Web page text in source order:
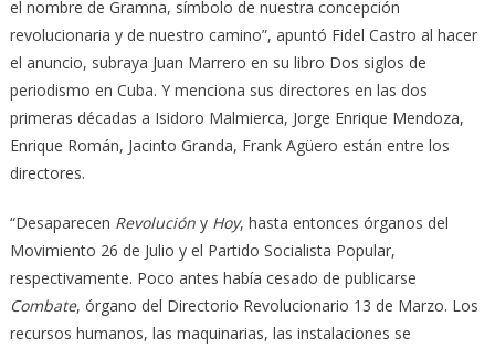
el nombre de Gramna, símbolo de nuestra concepción
revolucionaria y de nuestro camino”, apuntó Fidel Castro al hacer
el anuncio, subraya Juan Marrero en su libro Dos siglos de
periodismo en Cuba. Y menciona sus directores en las dos
primeras décadas a Isidoro Malmierca, Jorge Enrique Mendoza,
Enrique Román, Jacinto Granda, Frank Agüero están entre los
directores.
“Desaparecen Revolución y Hoy, hasta entonces órganos del
Movimien­to 26 de Julio y el Partido Socialista Popular,
respectivamente. Poco antes había cesado de publicarse
Combate, órgano del Directorio Revolucionario 13 de Marzo. Los
recursos humanos, las maquinarias, las instalaciones se